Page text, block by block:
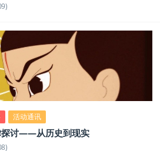
活动通讯
探讨——从历史到现实